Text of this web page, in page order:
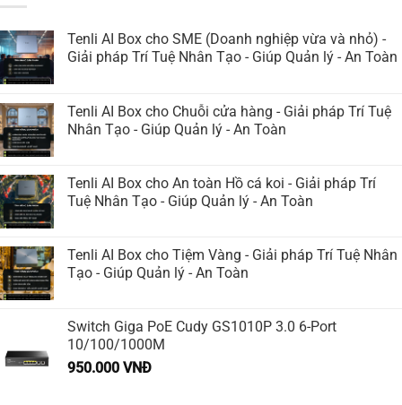
Tenli AI Box cho SME (Doanh nghiệp vừa và nhỏ) -
Giải pháp Trí Tuệ Nhân Tạo - Giúp Quản lý - An Toàn
Tenli AI Box cho Chuỗi cửa hàng - Giải pháp Trí Tuệ
Nhân Tạo - Giúp Quản lý - An Toàn
Tenli AI Box cho An toàn Hồ cá koi - Giải pháp Trí
Tuệ Nhân Tạo - Giúp Quản lý - An Toàn
Tenli AI Box cho Tiệm Vàng - Giải pháp Trí Tuệ Nhân
Tạo - Giúp Quản lý - An Toàn
Switch Giga PoE Cudy GS1010P 3.0 6-Port
10/100/1000M
950.000 VNĐ